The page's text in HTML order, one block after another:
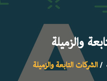
والزميلة
الشركات التابعة والزميلة